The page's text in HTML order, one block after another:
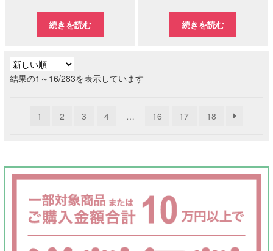
の
価
格
は
¥150,000
た。
在
の
格
は
す。
続きを読む
の
価
¥40,000
た。
在
の
は
す。
続きを読む
結果の1～16/283を表示しています新
1 2 3 4 … 16 17 18